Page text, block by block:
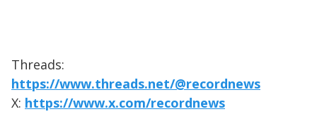
Threads:
https://www.threads.net/@recordnews
X: https://www.x.com/recordnews